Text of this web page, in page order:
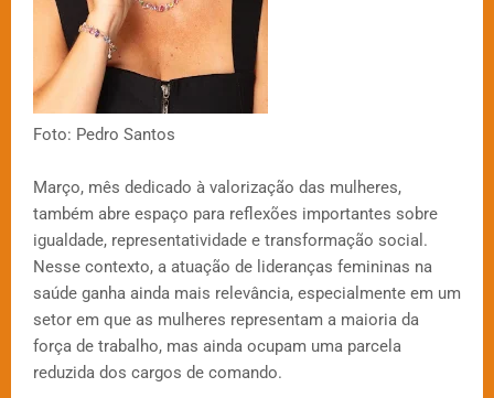
Foto: Pedro Santos
Março, mês dedicado à valorização das mulheres,
também abre espaço para reflexões importantes sobre
igualdade, representatividade e transformação social.
Nesse contexto, a atuação de lideranças femininas na
saúde ganha ainda mais relevância, especialmente em um
setor em que as mulheres representam a maioria da
força de trabalho, mas ainda ocupam uma parcela
reduzida dos cargos de comando.